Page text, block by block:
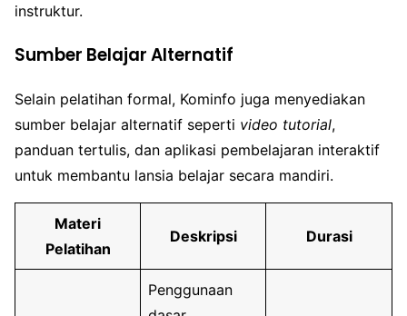
instruktur.
Sumber Belajar Alternatif
Selain pelatihan formal, Kominfo juga menyediakan
sumber belajar alternatif seperti video tutorial,
panduan tertulis, dan aplikasi pembelajaran interaktif
untuk membantu lansia belajar secara mandiri.
Materi
Pelatihan
Deskripsi Durasi
Penggunaan